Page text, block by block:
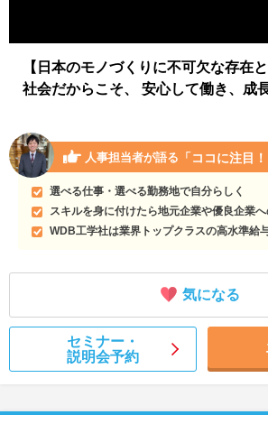
【日本のモノづくりに不可欠な存在
社会だからこそ、 安心して働き、成
人事担当者が語る 「ココに注目！
選べる仕事・選べる勤務地で自分らしく
スキルを身に付けたら地元企業や優良企業
WDB工学社は業界トップクラスの高水準給
気になる
セミナー・
説明会予約